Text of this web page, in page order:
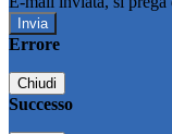
Errore
Chiudi
Successo